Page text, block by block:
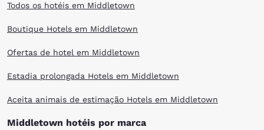
Todos os hotéis em Middletown
Boutique Hotels em Middletown
Ofertas de hotel em Middletown
Estadia prolongada Hotels em Middletown
Aceita animais de estimação Hotels em Middletown
Middletown hotéis por marca